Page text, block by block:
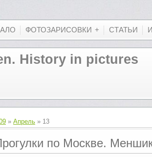
ФОТОЗАРИСОВКИ СТАТЬИ
History in pictures
» Апрель » 13
по Москве.